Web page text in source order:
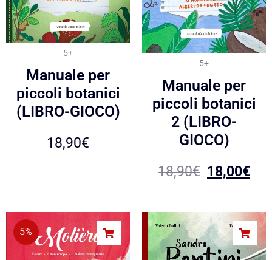
5+
Manuale per
piccoli botanici
(LIBRO-GIOCO)
18,90€
5+
Manuale per
piccoli botanici
2 (LIBRO-
GIOCO)
18,90€ 18,00€
5%